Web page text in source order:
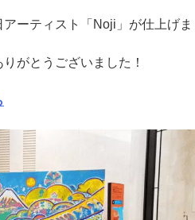
ーティスト「Noji」が仕上げま
がとうございました！